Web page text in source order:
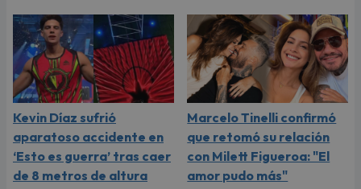
Kevin Díaz sufrió
aparatoso accidente en
‘Esto es guerra’ tras caer
de 8 metros de altura
Marcelo Tinelli confirmó
que retomó su relación
con Milett Figueroa: "El
amor pudo más"